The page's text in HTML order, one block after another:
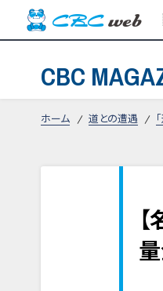
CBC
ホーム 道との遭遇